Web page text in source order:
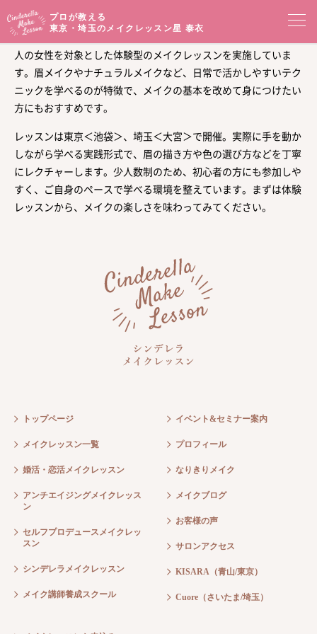
プロが教える
東京・埼玉のメイクレッスン星 泰衣
コンセプト
メイクレッスン一覧
プロフィール メイクブログ
お客様の声 サロンアクセス
星泰衣のシンデレラメイクレッスンは、東京・埼玉を拠点に、大
人の女性を対象とした体験型のメイクレッスンを実施していま
す。眉メイクやナチュラルメイクなど、日常で活かしやすいテク
ニックを学べるのが特徴で、メイクの基本を改めて身につけたい
方にもおすすめです。
レッスンは東京＜池袋＞、埼玉＜大宮＞で開催。実際に手を動か
しながら学べる実践形式で、眉の描き方や色の選び方などを丁寧
にレクチャーします。少人数制のため、初心者の方にも参加しや
すく、ご自身のペースで学べる環境を整えています。まずは体験
レッスンから、メイクの楽しさを味わってみてください。
トップページ
メイクレッスン一覧
婚活・恋活メイクレッスン
アンチエイジングメイクレッス
ン
セルフプロデュースメイクレッ
スン
シンデレラメイクレッスン
メイク講師養成スクール
イベント&セミナー案内
プロフィール
なりきりメイク
メイクブログ
お客様の声
サロンアクセス
KISARA（青山/東京）
Cuore（さいたま/埼玉）